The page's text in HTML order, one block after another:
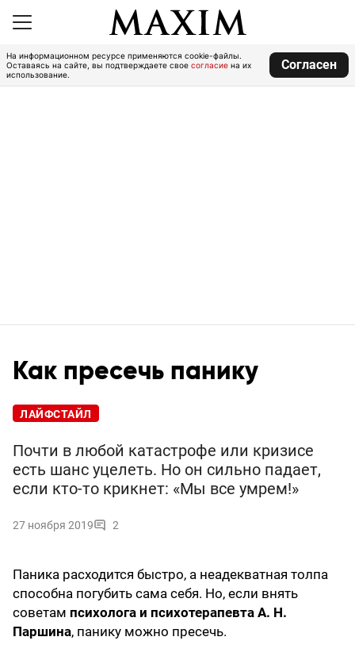
На информационном ресурсе применяются cookie-файлы.
Оставаясь на сайте, вы подтверждаете свое согласие на их
использование.
Согласен
Как пресечь панику
ЛАЙФСТАЙЛ
Почти в любой катастрофе или кризисе
есть шанс уцелеть. Но он сильно падает,
если кто-то крикнет: «Мы все умрем!»
27 ноября 2019 2
Паника расходится быстро, а неадекватная толпа
способна погубить сама себя. Но, если внять
советам психолога и психотерапевта А. Н.
Паршина, панику можно пресечь.